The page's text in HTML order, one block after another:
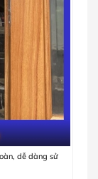
dễ dàng sử